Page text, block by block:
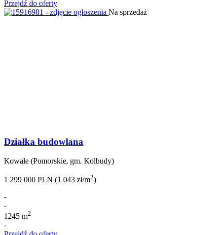
Przejdź do oferty
Na sprzedaż
Działka budowlana
Kowale (Pomorskie, gm. Kolbudy)
1 299 000 PLN (1 043 zł/m2)
-
-
1245 m2
-